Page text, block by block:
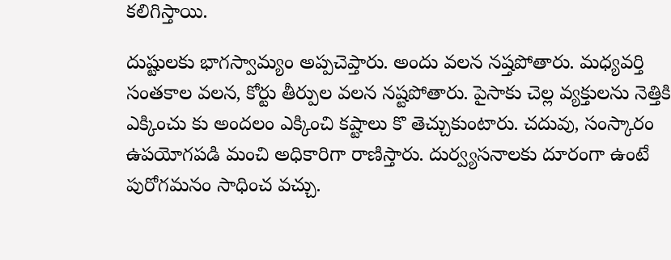
కలిగిస్తాయి.
దుష్టులకు భాగస్వామ్యం అప్పచెప్తారు. అందు వలన నష్తపోతారు. మధ్యవర్తి
సంతకాల వలన, కోర్టు తీర్పుల వలన నష్టపోతారు. పైసాకు చెల్లని వ్యక్తులను నెత్తికి
ఎక్కించు కుని అందలం ఎక్కించి కష్టాలు కొని తెచ్చుకుంటారు. చదువు, సంస్కారం
ఉపయోగపడి మంచి అధికారిగా రాణిస్తారు. దుర్వ్యసనాలకు దూరంగా ఉంటే
పురోగమనం సాధించ వచ్చు.